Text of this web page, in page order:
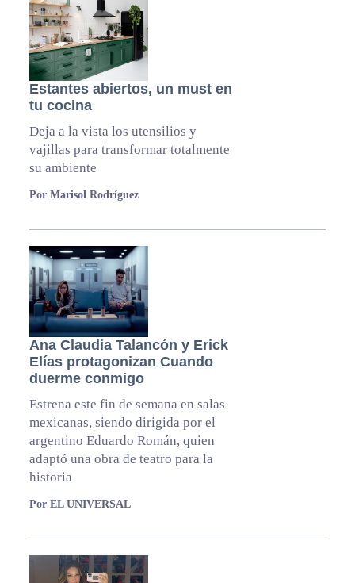
Estantes abiertos, un must en
tu cocina
Deja a la vista los utensilios y
vajillas para transformar totalmente
su ambiente
Por Marisol Rodríguez
Ana Claudia Talancón y Erick
Elías protagonizan Cuando
duerme conmigo
Estrena este fin de semana en salas
mexicanas, siendo dirigida por el
argentino Eduardo Román, quien
adaptó una obra de teatro para la
historia
Por EL UNIVERSAL